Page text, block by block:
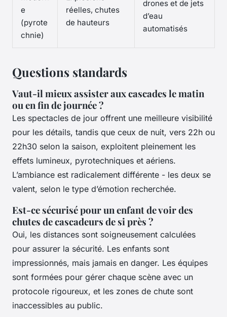
e
(pyrote
chnie)
réelles, chutes
de hauteurs
drones et de jets
d’eau
automatisés
Questions standards
Vaut-il mieux assister aux cascades le matin
ou en fin de journée ?
Les spectacles de jour offrent une meilleure visibilité
pour les détails, tandis que ceux de nuit, vers 22h ou
22h30 selon la saison, exploitent pleinement les
effets lumineux, pyrotechniques et aériens.
L’ambiance est radicalement différente - les deux se
valent, selon le type d’émotion recherchée.
Est-ce sécurisé pour un enfant de voir des
chutes de cascadeurs de si près ?
Oui, les distances sont soigneusement calculées
pour assurer la sécurité. Les enfants sont
impressionnés, mais jamais en danger. Les équipes
sont formées pour gérer chaque scène avec un
protocole rigoureux, et les zones de chute sont
inaccessibles au public.